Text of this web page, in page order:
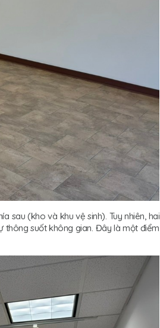
sau (kho và khu vệ sinh). Tuy nhiên, hai
thông suốt không gian. Đây là một điểm